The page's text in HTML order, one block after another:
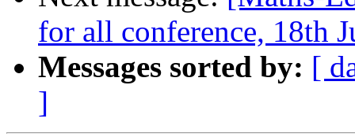
for all conference, 18th
Messages sorted by: [
]